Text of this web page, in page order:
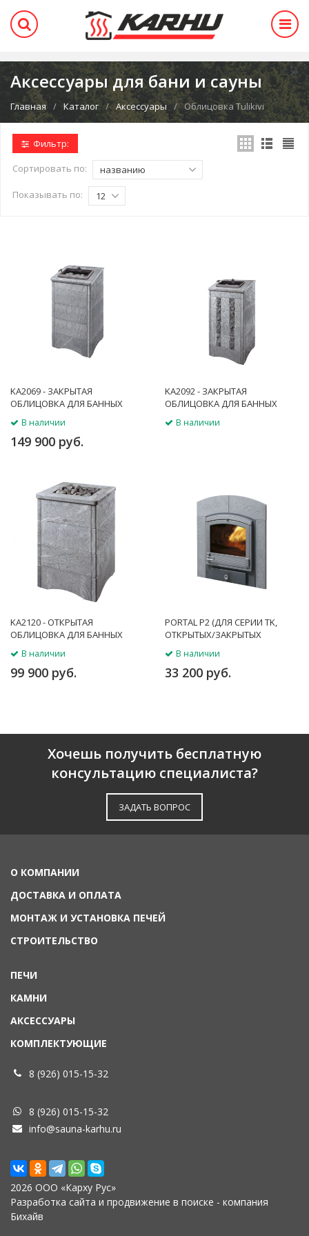
Аксессуары для бани и сауны
Главная Каталог Аксессуары Облицовка Tulikivi
Фильтр:
Сортировать по: названию
Показывать по: 12
KA2069 - ЗАКРЫТАЯ
ОБЛИЦОВКА ДЛЯ БАННЫХ
В наличии
149 900 руб.
KA2092 - ЗАКРЫТАЯ
ОБЛИЦОВКА ДЛЯ БАННЫХ
В наличии
KA2120 - ОТКРЫТАЯ
ОБЛИЦОВКА ДЛЯ БАННЫХ
В наличии
99 900 руб.
PORTAL P2 (ДЛЯ СЕРИИ TK,
ОТКРЫТЫХ/ЗАКРЫТЫХ
В наличии
33 200 руб.
Хочешь получить бесплатную
консультацию специалиста?
ЗАДАТЬ ВОПРОС
О КОМПАНИИ
ДОСТАВКА И ОПЛАТА
МОНТАЖ И УСТАНОВКА ПЕЧЕЙ
СТРОИТЕЛЬСТВО
ПЕЧИ
КАМНИ
АКСЕССУАРЫ
КОМПЛЕКТУЮЩИЕ
8 (926) 015-15-32
8 (926) 015-15-32
info@sauna-karhu.ru
2026 ООО «Карху Рус»
Разработка сайта и продвижение в поиске - компания
Бихайв